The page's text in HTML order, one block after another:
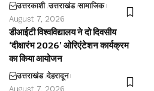
उत्तरकाशी उत्तराखंड सामाजिक
August 7, 2026
डीआईटी विश्वविद्यालय ने दो दिवसीय
‘दीक्षारंभ 2026’ ओरिएंटेशन कार्यक्रम
का किया आयोजन
उत्तराखंड देहरादून
August 7, 2026